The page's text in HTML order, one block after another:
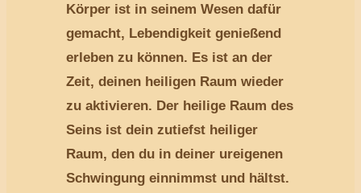
Körper ist in seinem Wesen dafür
gemacht, Lebendigkeit genießend
erleben zu können. Es ist an der
Zeit, deinen heiligen Raum wieder
zu aktivieren. Der heilige Raum des
Seins ist dein zutiefst heiliger
Raum, den du in deiner ureigenen
Schwingung einnimmst und hältst.